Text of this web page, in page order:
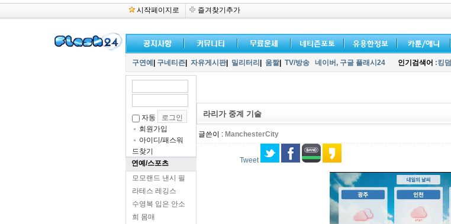
시작페이지로 즐겨찾기추가
구연예 구네티즌 자유게시판| 밀리터리 움짤| TV/방송 네이버, 구글 플래시24 인기검색어 :킹덤
자동
회원가입
아이디/패스워
드찾기
연예/스포츠
모모랜드 낸시 필
라테스 레깅스
수영복 입은 안소
희 몸매
라리가 중계 기술
글쓴이 : ManchesterCity
Tweet